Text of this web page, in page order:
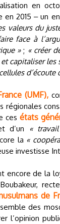
en
2015 ‒ un
valeurs du
face à
»; « créer
capitaliser les
(UMF),
régionales
cesétats
d’un
«
la «
investisse
encore de la
de
des
l’opinion